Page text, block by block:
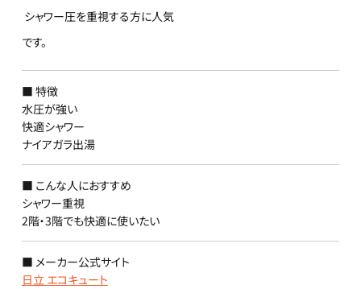
シャワー圧を重視する方に人気
です。
■ 特徴
水圧が強い
快適シャワー
ナイアガラ出湯
■ こんな人におすすめ
シャワー重視
2階・3階でも快適に使いたい
■ メーカー公式サイト
日立 エコキュート